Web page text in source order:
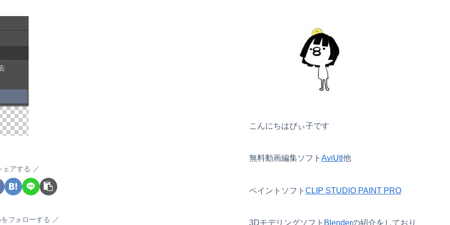
ェアする
フォローする
こんにちはぴぃ子です
無料動画編集ソフト AviUtl他
ペイントソフト CLIP STUDIO PAINT PRO
3Dモデリングソフト Blenderの紹介をしており